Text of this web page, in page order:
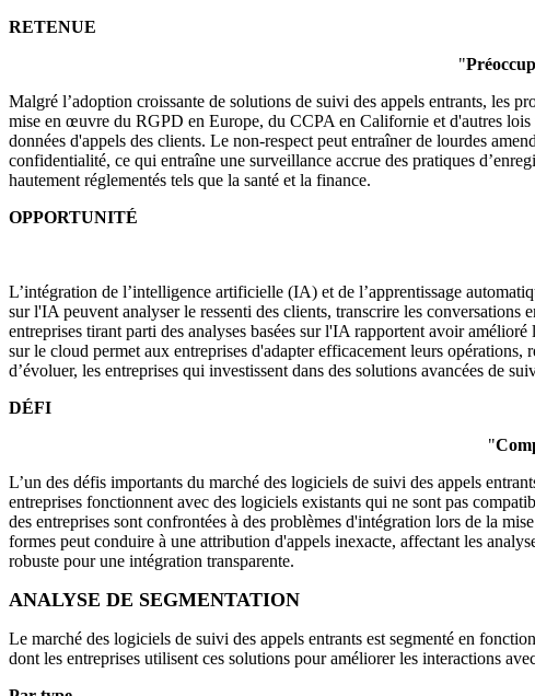
RETENUE
"
Malgré l’adoption croissante de solutions de suivi des appels entrants, les
mise en œuvre du RGPD en Europe, du CCPA en Californie et d'autres lois
données d'appels des clients. Le non-respect peut entraîner de lourdes
confidentialité, ce qui entraîne une surveillance accrue des pratiques
hautement réglementés tels que la santé et la finance.
OPPORTUNITÉ
L’intégration de l’intelligence artificielle (IA) et de l’apprentissage
sur l'IA peuvent analyser le ressenti des clients, transcrire les
entreprises tirant parti des analyses basées sur l'IA rapportent avoir
sur le cloud permet aux entreprises d'adapter efficacement leurs
d’évoluer, les entreprises qui investissent dans des solutions avancées de
DÉFI
"
L’un des défis importants du marché des logiciels de suivi des appels
entreprises fonctionnent avec des logiciels existants qui ne sont pas
des entreprises sont confrontées à des problèmes d'intégration lors de la
formes peut conduire à une attribution d'appels inexacte, affectant les
robuste pour une intégration transparente.
ANALYSE DE SEGMENTATION
Le marché des logiciels de suivi des appels entrants est segmenté en
dont les entreprises utilisent ces solutions pour améliorer les interactions